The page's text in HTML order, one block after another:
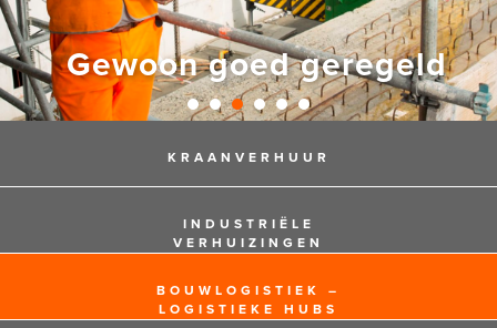
Gewoon goed geregeld
KRAANVERHUUR
INDUSTRIËLE
VERHUIZINGEN
BOUWLOGISTIEK –
LOGISTIEKE HUBS